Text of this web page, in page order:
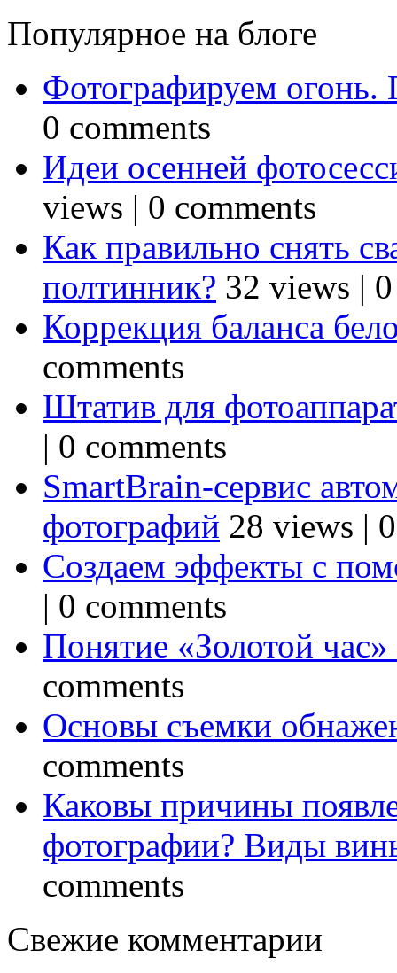
Популярное на блоге
Фотографируем огонь.
0 comments
Идеи осенней
views | 0 comments
Как правильно снять
полтинник? 32 views |
Коррекция баланса
comments
Штатив для
| 0 comments
SmartBrain-сервис
фотографий 28 views |
Создаем эффекты с
| 0 comments
Понятие «Золотой
comments
Основы съемки
comments
Каковы причины
фотографии? Виды
comments
Свежие комментарии